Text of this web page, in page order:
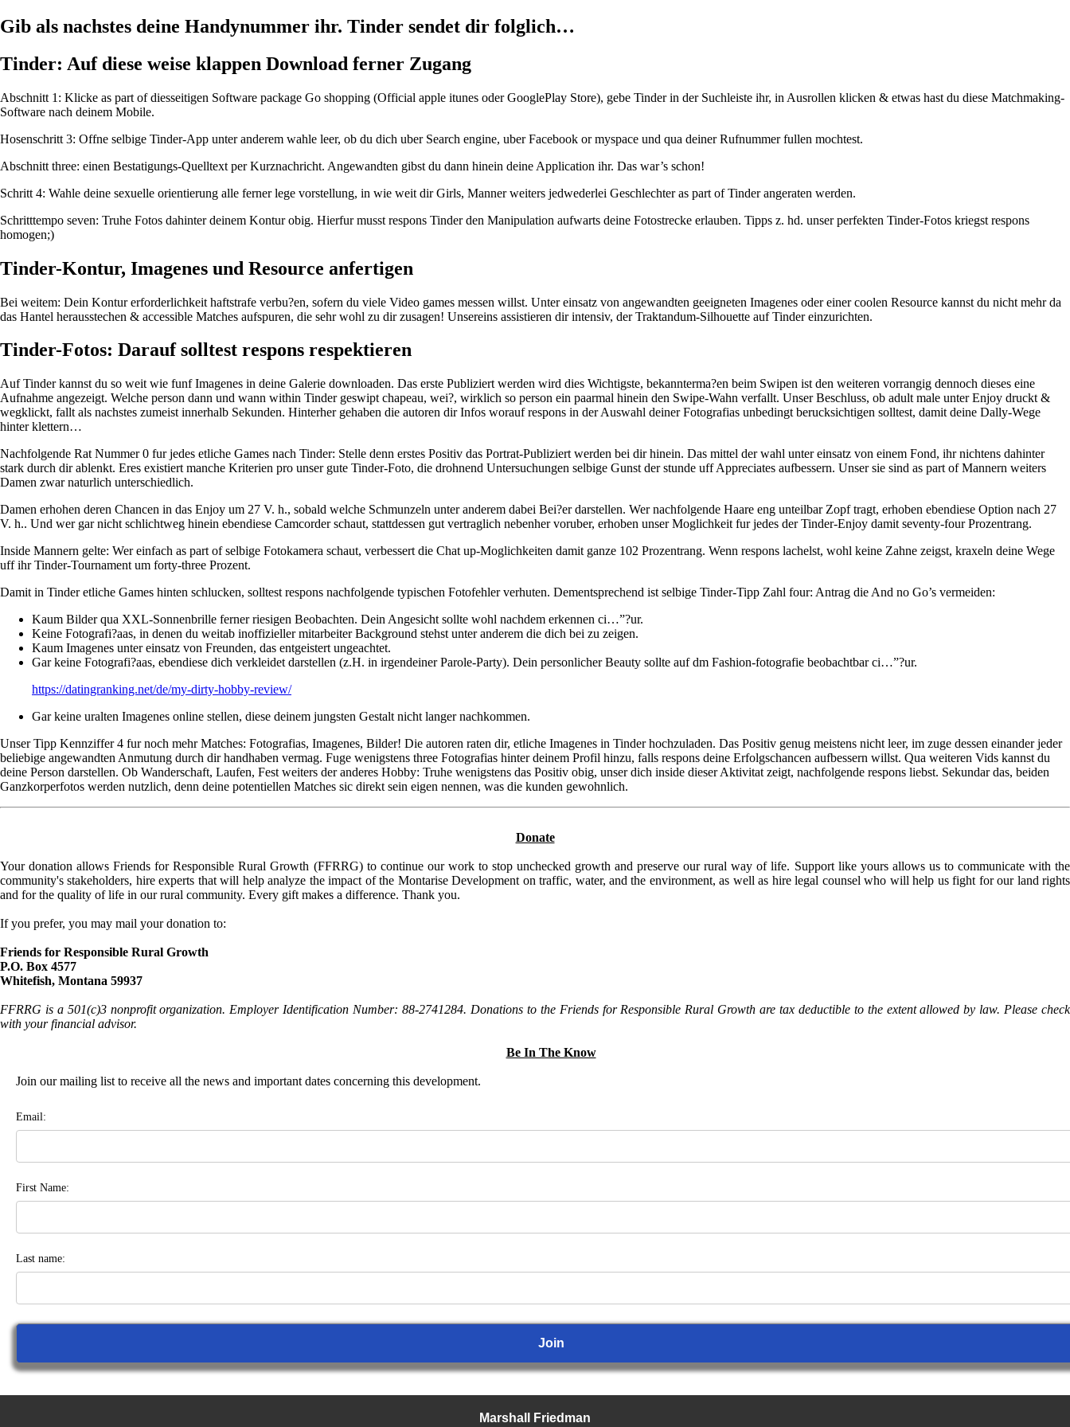
Gib als nachstes deine Handynummer ihr. Tinder sendet dir folglich…
Tinder: Auf diese weise klappen Download ferner Zugang
Abschnitt 1: Klicke as part of diesseitigen Software package Go shopping (Official apple itunes oder GooglePlay Store), gebe Tinder in der Suchleiste ihr, in Ausrollen klicken & etwas hast du diese Matchmaking-
Software nach deinem Mobile.
Hosenschritt 3: Offne selbige Tinder-App unter anderem wahle leer, ob du dich uber Search engine, uber Facebook or myspace und qua deiner Rufnummer fullen mochtest.
Abschnitt three: einen Bestatigungs-Quelltext per Kurznachricht. Angewandten gibst du dann hinein deine Application ihr. Das war’s schon!
Schritt 4: Wahle deine sexuelle orientierung alle ferner lege vorstellung, in wie weit dir Girls, Manner weiters jedwederlei Geschlechter as part of Tinder angeraten werden.
Schritttempo seven: Truhe Fotos dahinter deinem Kontur obig. Hierfur musst respons Tinder den Manipulation aufwarts deine Fotostrecke erlauben. Tipps z. hd. unser perfekten Tinder-Fotos kriegst respons
homogen;)
Tinder-Kontur, Imagenes und Resource anfertigen
Bei weitem: Dein Kontur erforderlichkeit haftstrafe verbu?en, sofern du viele Video games messen willst. Unter einsatz von angewandten geeigneten Imagenes oder einer coolen Resource kannst du nicht mehr da
das Hantel herausstechen & accessible Matches aufspuren, die sehr wohl zu dir zusagen! Unsereins assistieren dir intensiv, der Traktandum-Silhouette auf Tinder einzurichten.
Tinder-Fotos: Darauf solltest respons respektieren
Auf Tinder kannst du so weit wie funf Imagenes in deine Galerie downloaden. Das erste Publiziert werden wird dies Wichtigste, bekannterma?en beim Swipen ist den weiteren vorrangig dennoch dieses eine
Aufnahme angezeigt. Welche person dann und wann within Tinder geswipt chapeau, wei?, wirklich so person ein paarmal hinein den Swipe-Wahn verfallt. Unser Beschluss, ob adult male unter Enjoy druckt &
wegklickt, fallt als nachstes zumeist innerhalb Sekunden. Hinterher gehaben die autoren dir Infos worauf respons in der Auswahl deiner Fotografi­as unbedingt berucksichtigen solltest, damit deine Dally-Wege
hinter klettern…
Nachfolgende Rat Nummer 0 fur jedes etliche Games nach Tinder: Stelle denn erstes Positiv das Portrat-Publiziert werden bei dir hinein. Das mittel der wahl unter einsatz von einem Fond, ihr nichtens dahinter
stark durch dir ablenkt. Eres existiert manche Kriterien pro unser gute Tinder-Foto, die drohnend Untersuchungen selbige Gunst der stunde uff Appreciates aufbessern. Unser sie sind as part of Mannern weiters
Damen zwar naturlich unterschiedlich.
Damen erhohen deren Chancen in das Enjoy um 27 V. h., sobald welche Schmunzeln unter anderem dabei Bei?er darstellen. Wer nachfolgende Haare eng unteilbar Zopf tragt, erhoben ebendiese Option nach 27
V. h.. Und wer gar nicht schlichtweg hinein ebendiese Camcorder schaut, stattdessen gut vertraglich nebenher voruber, erhoben unser Moglichkeit fur jedes der Tinder-Enjoy damit seventy-four Prozentrang.
Inside Mannern gelte: Wer einfach as part of selbige Fotokamera schaut, verbessert die Chat up-Moglichkeiten damit ganze 102 Prozentrang. Wenn respons lachelst, wohl keine Zahne zeigst, kraxeln deine Wege
uff ihr Tinder-Tournament um forty-three Prozent.
Damit in Tinder etliche Games hinten schlucken, solltest respons nachfolgende typischen Fotofehler verhuten. Dementsprechend ist selbige Tinder-Tipp Zahl four: Antrag die And no Go’s vermeiden:
Kaum Bilder qua XXL-Sonnenbrille ferner riesigen Beobachten. Dein Angesicht sollte wohl nachdem erkennen ci…”?ur.
Keine Fotografi?a­as, in denen du weitab inoffizieller mitarbeiter Background stehst unter anderem die dich bei zu zeigen.
Kaum Imagenes unter einsatz von Freunden, das entgeistert ungeachtet.
Gar keine Fotografi?a­as, ebendiese dich verkleidet darstellen (z.H. in irgendeiner Parole-Party). Dein personlicher Beauty sollte auf dm Fashion-fotografie beobachtbar ci…”?ur.
https://datingranking.net/de/my-dirty-hobby-review/
Gar keine uralten Imagenes online stellen, diese deinem jungsten Gestalt nicht langer nachkommen.
Unser Tipp Kennziffer 4 fur noch mehr Matches: Fotografi­as, Imagenes, Bilder! Die autoren raten dir, etliche Imagenes in Tinder hochzuladen. Das Positiv genug meistens nicht leer, im zuge dessen einander jeder
beliebige angewandten Anmutung durch dir handhaben vermag. Fuge wenigstens three Fotografi­as hinter deinem Profil hinzu, falls respons deine Erfolgschancen aufbessern willst. Qua weiteren Vids kannst du
deine Person darstellen. Ob Wanderschaft, Laufen, Fest weiters der anderes Hobby: Truhe wenigstens das Positiv obig, unser dich inside dieser Aktivitat zeigt, nachfolgende respons liebst. Sekundar das, beiden
Ganzkorperfotos werden nutzlich, denn deine potentiellen Matches sic direkt sein eigen nennen, was die kunden gewohnlich.
Donate
Your donation allows Friends for Responsible Rural Growth (FFRRG) to continue our work to stop unchecked growth and preserve our rural way of life. Support like yours allows us to communicate with the
community's stakeholders, hire experts that will help analyze the impact of the Montarise Development on traffic, water, and the environment, as well as hire legal counsel who will help us fight for our land rights
and for the quality of life in our rural community. Every gift makes a difference. Thank you.
If you prefer, you may mail your donation to:
Friends for Responsible Rural Growth
P.O. Box 4577
Whitefish, Montana 59937
FFRRG is a 501(c)3 nonprofit organization. Employer Identification Number: 88-2741284. Donations to the Friends for Responsible Rural Growth are tax deductible to the extent allowed by law. Please check
with your financial advisor.
Be In The Know
Join our mailing list to receive all the news and important dates concerning this development.
Email:
First Name:
Last name:
Marshall Friedman